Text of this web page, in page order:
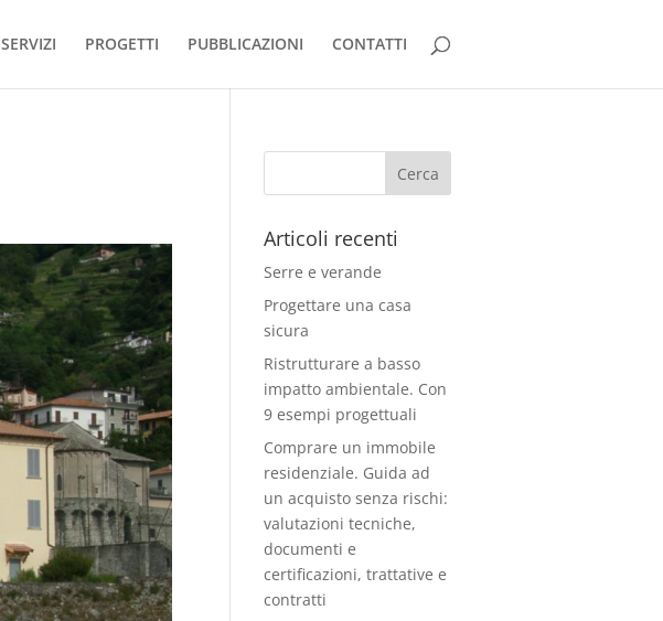
SERVIZI PROGETTI PUBBLICAZIONI CONTATTI
Articoli recenti
Serre e verande
Progettare una casa
sicura
Ristrutturare a basso
impatto ambientale. Con
9 esempi progettuali
Comprare un immobile
residenziale. Guida ad
un acquisto senza rischi:
valutazioni tecniche,
documenti e
certificazioni, trattative e
contratti